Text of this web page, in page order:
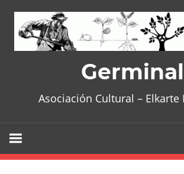
content
Germinal
Asociación Cultural – Elkarte